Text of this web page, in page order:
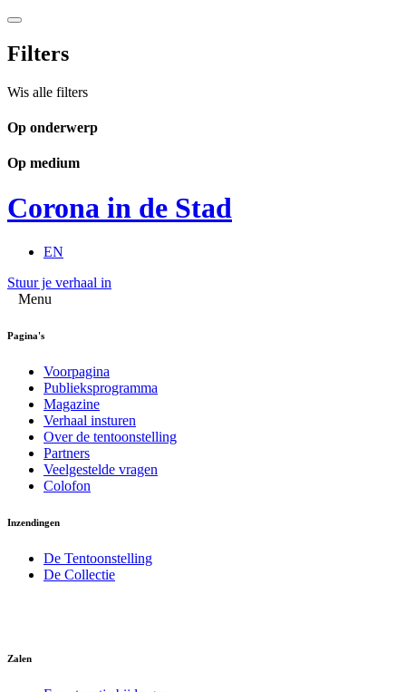
Filters
Wis alle filters
Op onderwerp
Op medium
Corona in de Stad
EN
Stuur je verhaal in
Menu
Pagina's
Voorpagina
Publieksprogramma
Magazine
Verhaal insturen
Over de tentoonstelling
Partners
Veelgestelde vragen
Colofon
Inzendingen
De Tentoonstelling
De Collectie
Zalen